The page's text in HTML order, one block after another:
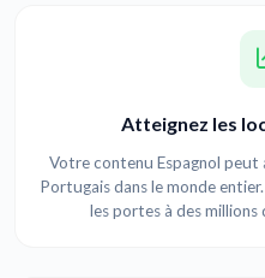
Atteignez les
Votre contenu Espagnol
Portugais dans le monde
les portes à des